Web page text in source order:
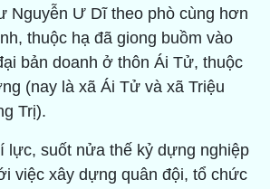
Nguyễn Ư Dĩ theo phò cùng hơn
thuộc hạ đã giong buồm vào
bản doanh ở thôn Ái Tử, thuộc
(nay là xã Ái Tử và xã Triệu
Trị).
lực, suốt nửa thế kỷ dựng nghiệp
việc xây dựng quân đội, tổ chức